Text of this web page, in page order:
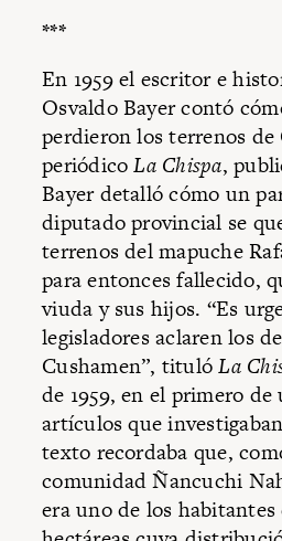
***
En 1959 el escritor e
Osvaldo Bayer contó
perdieron los terrenos
periódicoLa Chispa,
Bayer detalló cómo un
diputado provincial se
terrenos del mapuche
para entonces fallecido,
viuda y sus hijos. “Es
legisladores aclaren los
Cushamen”, titulóLa
de 1959, en el primero de
artículos que
texto recordaba que,
comunidad Ñancuchi
era uno de los